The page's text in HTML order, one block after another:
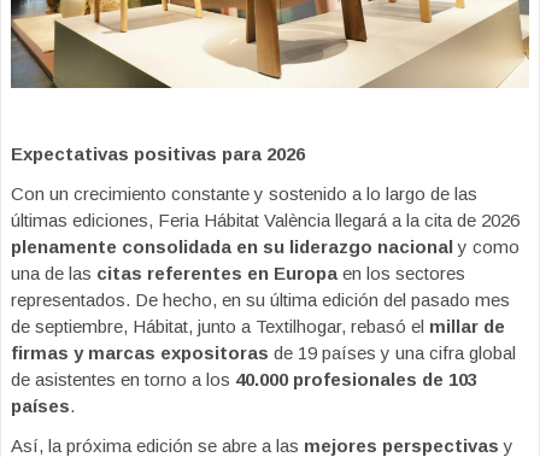
Expectativas positivas para 2026
Con un crecimiento constante y sostenido a lo largo de las
últimas ediciones, Feria Hábitat València llegará a la cita de 2026
plenamente consolidada en su liderazgo nacionaly como
una de las citas referentes en Europa en los sectores
representados. De hecho, en su última edición del pasado mes
de septiembre, Hábitat, junto a Textilhogar, rebasó el millar de
firmas y marcas expositoras de 19 países y una cifra global
de asistentes en torno a los 40.000 profesionales de 103
países.
Así, la próxima edición se abre a las mejores perspectivas y